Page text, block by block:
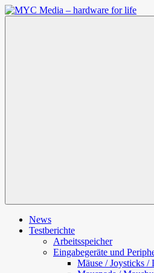
Zum
Inhalt
News
Testberichte
Arbeitsspeicher
Eingabegeräte und
Mäuse / Joysticks /